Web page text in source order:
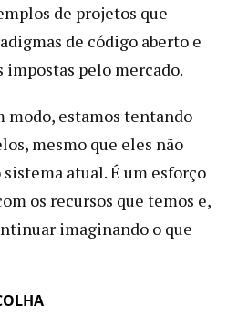
de projetos que
de código aberto e
pelo mercado.
modo, estamos tentando
mesmo que eles não
sistema atual. É um esforço
os recursos que temos e,
imaginando o que